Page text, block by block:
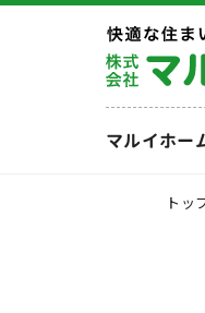
マルイホー
トッ